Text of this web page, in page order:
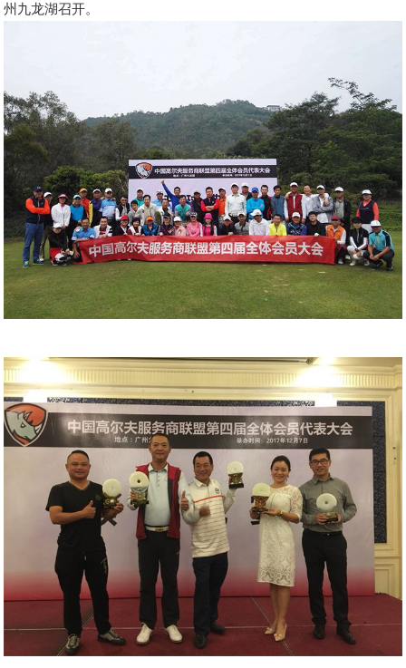
州九龙湖召开。